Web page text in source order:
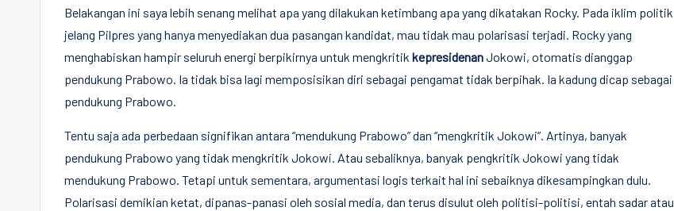
Belakangan ini saya lebih senang melihat apa yang dilakukan ketimbang apa yang dikatakan Rocky. Pada iklim politik
jelang Pilpres yang hanya menyediakan dua pasangan kandidat, mau tidak mau polarisasi terjadi. Rocky yang
menghabiskan hampir seluruh energi berpikirnya untuk mengkritik kepresidenanJokowi, otomatis dianggap
pendukung Prabowo. Ia tidak bisa lagi memposisikan diri sebagai pengamat tidak berpihak. Ia kadung dicap sebagai
pendukung Prabowo.
Tentu saja ada perbedaan signifikan antara “mendukung Prabowo” dan “mengkritik Jokowi”. Artinya, banyak
pendukung Prabowo yang tidak mengkritik Jokowi. Atau sebaliknya, banyak pengkritik Jokowi yang tidak
mendukung Prabowo. Tetapi untuk sementara, argumentasi logis terkait hal ini sebaiknya dikesampingkan dulu.
Polarisasi demikian ketat, dipanas-panasi oleh sosial media, dan terus disulut oleh politisi-politisi, entah sadar atau